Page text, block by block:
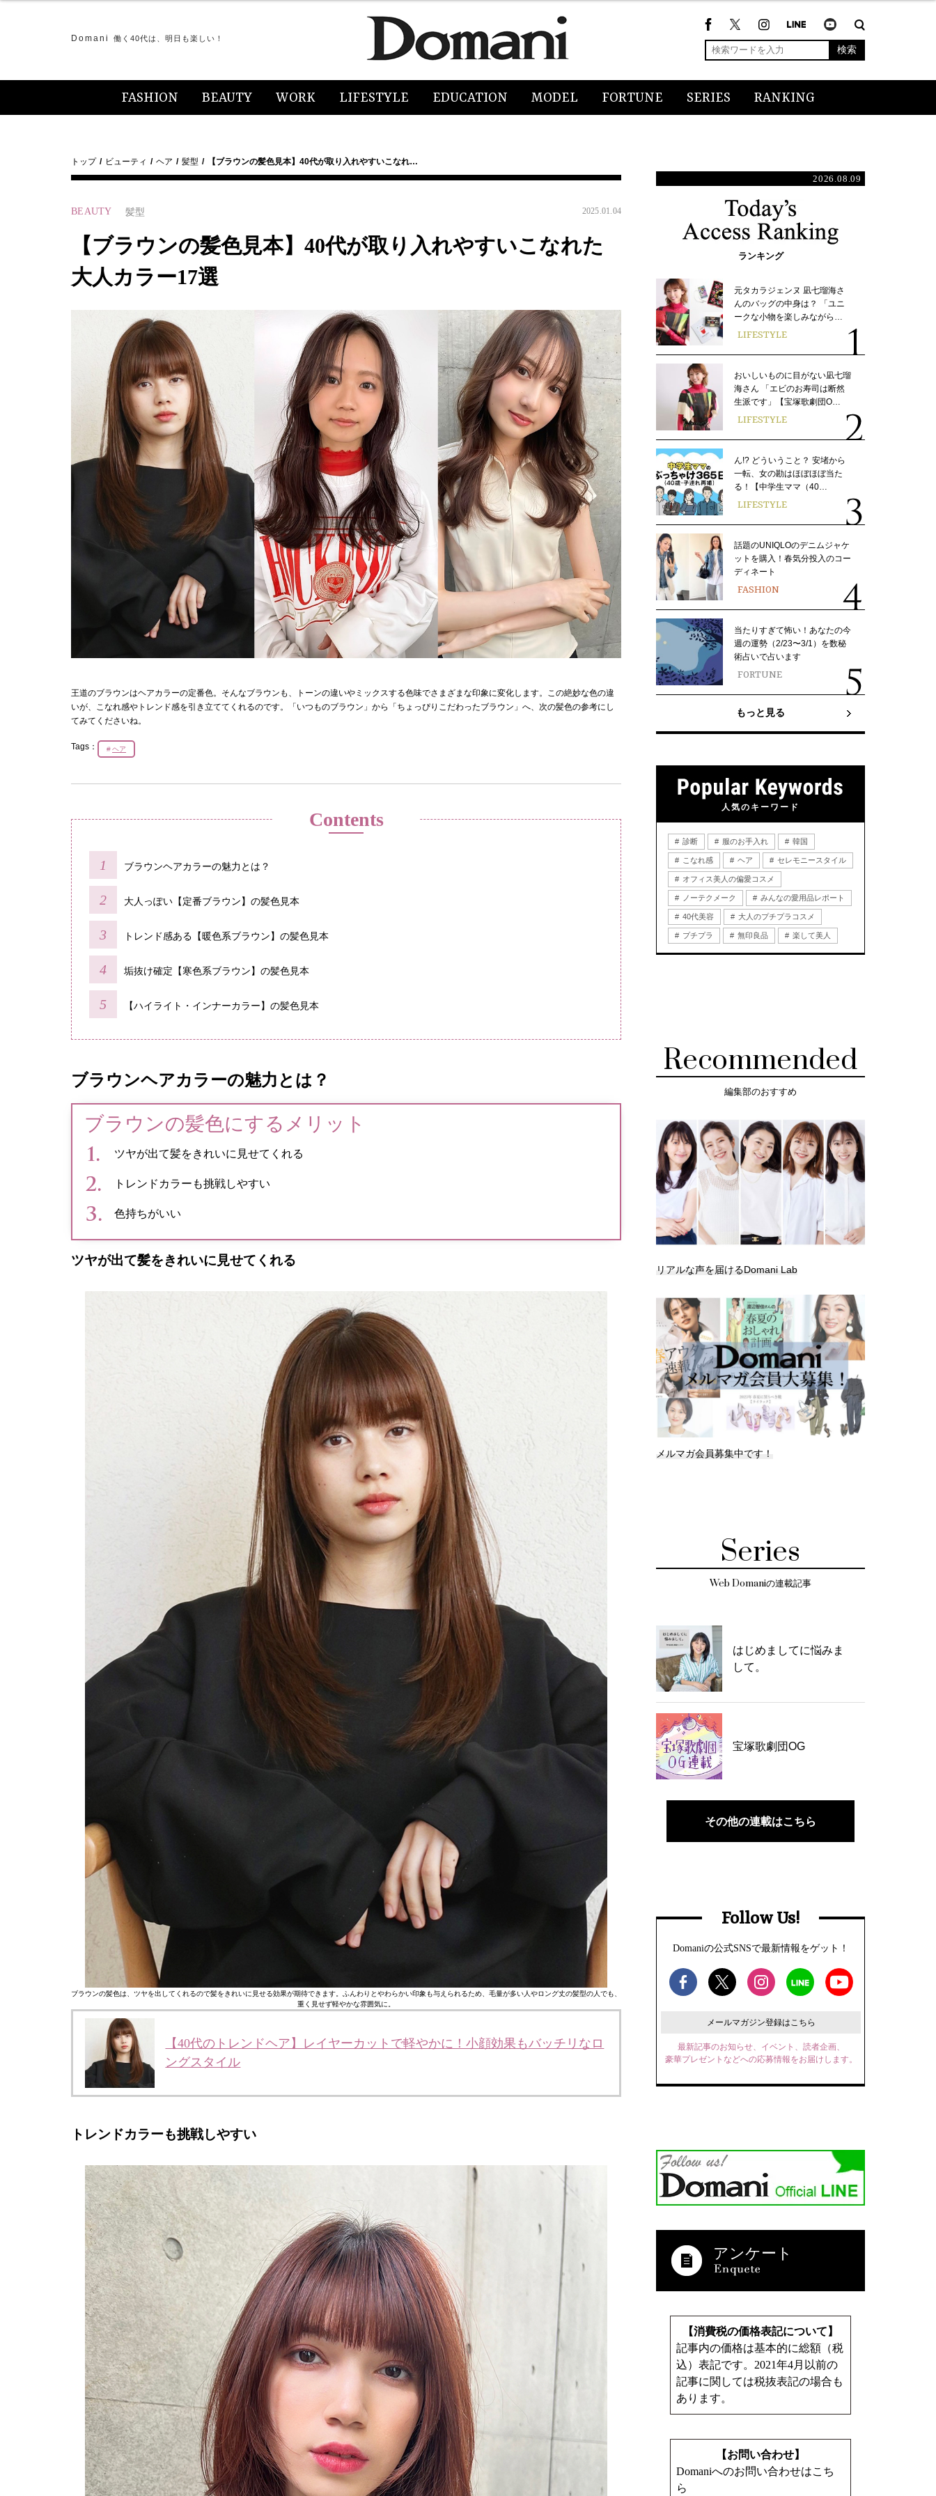
Domani 働く40代は、明日も楽しい！
検索
FASHION BEAUTY WORK LIFESTYLE EDUCATION MODEL FORTUNE SERIES RANKING
トップ ビューティ ヘア 髪型 【ブラウンの髪色見本】40代が取り入れやすいこなれ…
BEAUTY 髪型 2025.01.04
【ブラウンの髪色見本】40代が取り入れやすいこなれた
大人カラー17選
王道のブラウンはヘアカラーの定番色。そんなブラウンも、トーンの違いやミックスする色味でさまざまな印象に変化します。この絶妙な色の違
いが、こなれ感やトレンド感を引き立ててくれるのです。「いつものブラウン」から「ちょっぴりこだわったブラウン」へ、次の髪色の参考にし
てみてくださいね。
Tags： ヘア
Contents
ブラウンヘアカラーの魅力とは？
大人っぽい【定番ブラウン】の髪色見本
トレンド感ある【暖色系ブラウン】の髪色見本
垢抜け確定【寒色系ブラウン】の髪色見本
【ハイライト・インナーカラー】の髪色見本
ブラウンヘアカラーの魅力とは？
ブラウンの髪色にするメリット
ツヤが出て髪をきれいに見せてくれる
トレンドカラーも挑戦しやすい
色持ちがいい
ツヤが出て髪をきれいに見せてくれる
ブラウンの髪色は、ツヤを出してくれるので髪をきれいに見せる効果が期待できます。ふんわりとやわらかい印象も与えられるため、毛量が多い人やロング丈の髪型の人でも、
重く見せず軽やかな雰囲気に。
【40代のトレンドヘア】レイヤーカットで軽やかに！小顔効果もバッチリなロ
ングスタイル
トレンドカラーも挑戦しやすい
2026.08.09
ランキング
元タカラジェンヌ 凪七瑠海さ
んのバッグの中身は？ 「ユニ
ークな小物を楽しみながら…
LIFESTYLE
おいしいものに目がない凪七瑠
海さん 「エビのお寿司は断然
生派です」【宝塚歌劇団O…
LIFESTYLE
ん!? どういうこと？ 安堵から
一転、女の勘はほぼほぼ当た
る！【中学生ママ（40…
LIFESTYLE
話題のUNIQLOのデニムジャケ
ットを購入！春気分投入のコー
ディネート
FASHION
当たりすぎて怖い！あなたの今
週の運勢（2/23〜3/1）を数秘
術占いで占います
FORTUNE
もっと見る
人気のキーワード
診断 服のお手入れ 韓国
こなれ感 ヘア セレモニースタイル
オフィス美人の偏愛コスメ
ノーテクメーク みんなの愛用品レポート
40代美容 大人のプチプラコスメ
プチプラ 無印良品 楽して美人
Recommended
編集部のおすすめ
リアルな声を届けるDomani Lab
メルマガ会員募集中です！
Series
Web Domaniの連載記事
はじめましてに悩みま
して。
宝塚歌劇団OG
その他の連載はこちら
Follow Us!
Domaniの公式SNSで最新情報をゲット！
メールマガジン登録はこちら
最新記事のお知らせ、イベント、読者企画、
豪華プレゼントなどへの応募情報をお届けします。
アンケート
【消費税の価格表記について】
記事内の価格は基本的に総額（税
込）表記です。2021年4月以前の
記事に関しては税抜表記の場合も
あります。
【お問い合わせ】
Domaniへのお問い合わせはこち
ら